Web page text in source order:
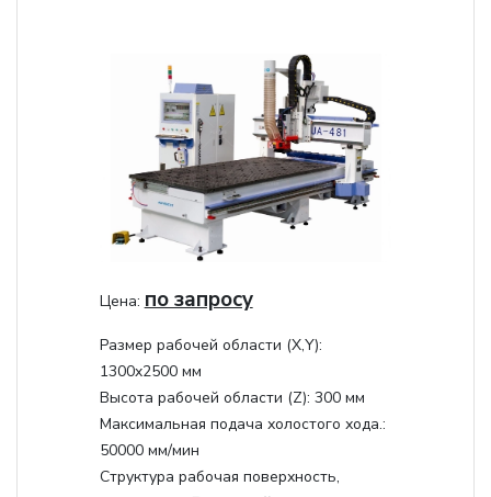
Цена: по запросу
Размер рабочей области (Х,Y):
1300x2500 мм
Высота рабочей области (Z): 300 мм
Максимальная подача холостого хода.:
50000 мм/мин
Структура рабочая поверхность,